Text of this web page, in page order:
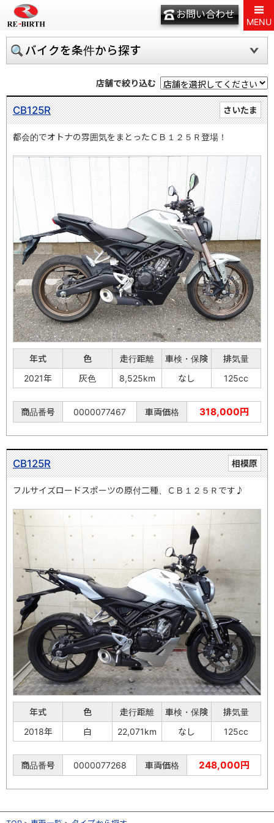
お問い合わせ
MENU
バイクを条件から探す
店舗で絞り込む
さいたま
CB125R
都会的でオトナの雰囲気をまとったＣＢ１２５Ｒ登場！
年式 色 走行距離 車検・保険
排気量
2021年
灰色 8,525km なし 125cc
商品番号 0000077467 車両価格 318,000円
相模原
CB125R
フルサイズロードスポーツの原付二種、ＣＢ１２５Ｒです♪
年式 色 走行距離 車検・保険
排気量
2018年
白 22,071km なし 125cc
商品番号 0000077268 車両価格 248,000円